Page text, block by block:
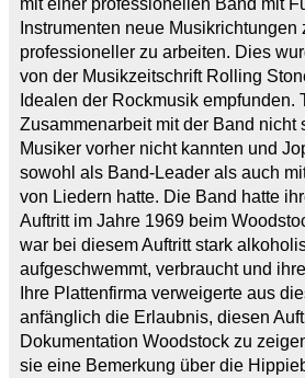
mit einer professionellen Band mit
Instrumenten neue
professioneller zu arbeiten. Dies
von der Musikzeitschrift Rolling
Idealen der Rockmusik empfunden.
Zusammenarbeit mit der Band nicht
Musiker vorher nicht kannten und
sowohl als Band-Leader als auch
von Liedern hatte. Die Band hatte
Auftritt im Jahre 1969 beim
war bei diesem Auftritt stark
aufgeschwemmt, verbraucht und
Ihre Plattenfirma verweigerte aus
anfänglich die Erlaubnis, diesen
Dokumentation Woodstock zu
sie eine Bemerkung über die